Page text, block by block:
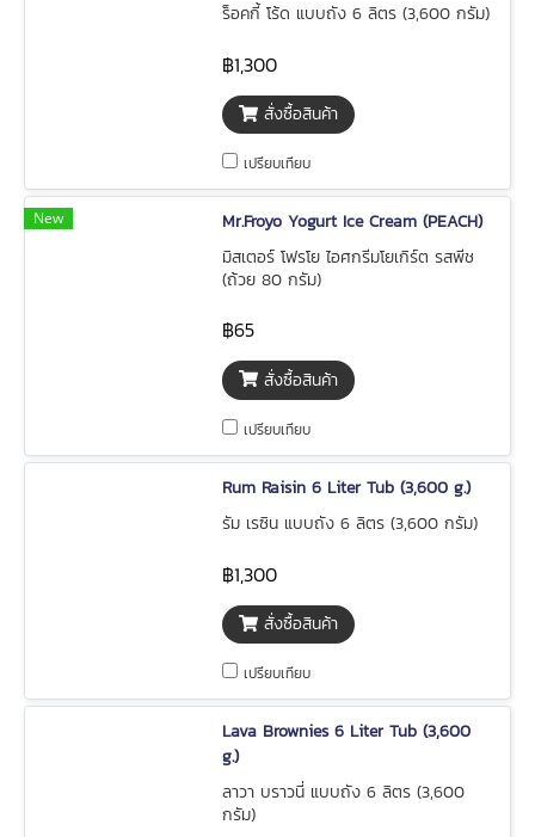
ร็อคกี้ โร้ด แบบถัง 6 ลิตร (3,600 กรัม)
฿1,300
สั่งซื้อสินค้า
เปรียบเทียบ
New
Mr.Froyo Yogurt Ice Cream (PEACH)
มิสเตอร์ โฟรโย ไอศกรีมโยเกิร์ต รสพีช
(ถ้วย 80 กรัม)
฿65
สั่งซื้อสินค้า
เปรียบเทียบ
Rum Raisin 6 Liter Tub (3,600 g.)
รัม เรซิน แบบถัง 6 ลิตร (3,600 กรัม)
฿1,300
สั่งซื้อสินค้า
เปรียบเทียบ
Lava Brownies 6 Liter Tub (3,600
g.)
ลาวา บราวนี่ แบบถัง 6 ลิตร (3,600
กรัม)